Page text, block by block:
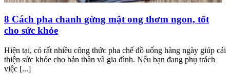
8 Cách pha chanh gừng mật ong thơm ngon, tốt
cho sức khỏe
Hiện tại, có rất nhiều công thức pha chế đồ uống hàng ngày giúp cải
thiện sức khỏe cho bản thân và gia đình. Nếu bạn đang phụ trách
việc [...]